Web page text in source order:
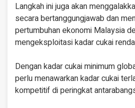
Langkah ini juga akan
secara bertanggungjawab dan
pertumbuhan ekonomi Malaysia
mengeksploitasi kadar cukai
Dengan kadar cukai minimum
perlu menawarkan kadar cukai
kompetitif di peringkat